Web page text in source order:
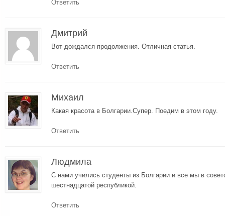
Ответить
Дмитрий
Вот дождался продолжения. Отличная статья.
Ответить
Михаил
Какая красота в Болгарии.Супер. Поедим в этом году.
Ответить
Людмила
С нами учились студенты из Болгарии и все мы в
шестнадцатой республикой.
Ответить